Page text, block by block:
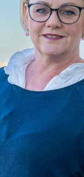
Jakob Valenta, BA